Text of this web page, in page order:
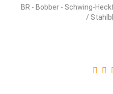
BR - Bob­ber - Schwing-​​
/